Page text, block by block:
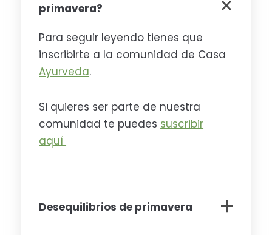
primavera?
Para seguir leyendo tienes que
inscribirte a la comunidad de Casa
Ayurveda.
Si quieres ser parte de nuestra
comunidad te puedes suscribir
aquí
Desequilibrios de primavera